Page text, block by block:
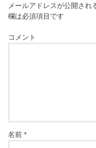
メールアドレスが公開され
欄は必須項目です
コメント
名前*